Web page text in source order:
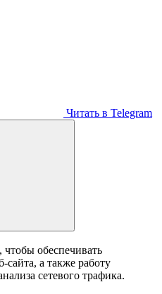
Читать в Telegram
обеспечивать
а также работу
сетевого трафика.